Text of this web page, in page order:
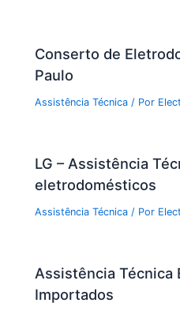
Conserto de
Paulo
Assistência Técnica / Por
LG – Assistência
eletrodomésticos
Assistência Técnica / Por
Assistência Técnica
Importados